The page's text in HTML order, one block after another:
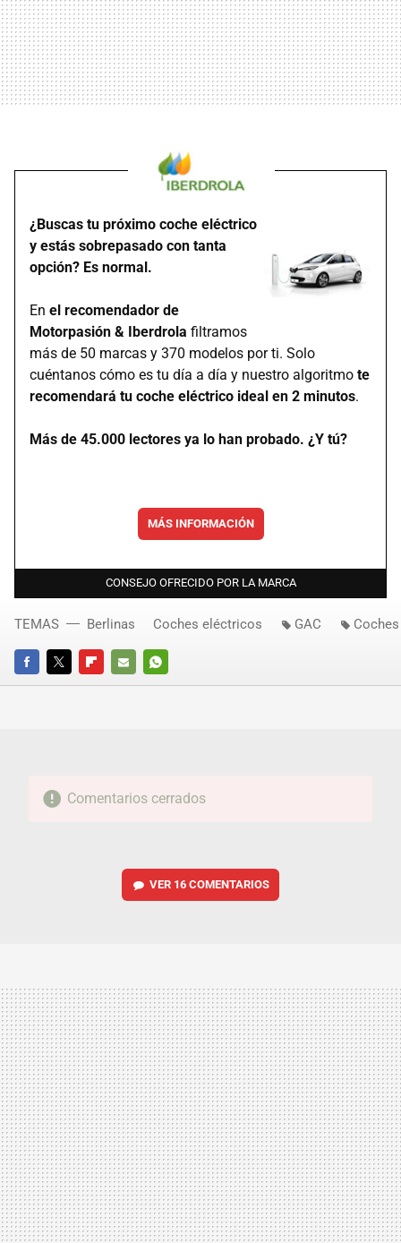
¿Buscas tu próximo coche eléctrico
y estás sobrepasado con tanta
opción? Es normal.
En el recomendador de
Motorpasión & Iberdrola filtramos
más de 50 marcas y 370 modelos por ti. Solo
cuéntanos cómo es tu día a día y nuestro algoritmo te
recomendará tu coche eléctrico ideal en 2 minutos.
Más de 45.000 lectores ya lo han probado. ¿Y tú?
MÁS INFORMACIÓN
CONSEJO OFRECIDO POR LA MARCA
FACEBOOKTWITTERFLIPBOARD
E-
WHATSAPP
TEMAS Berlinas Coches eléctricos GAC
Comentarios cerrados
VER 16 COMENTARIOS